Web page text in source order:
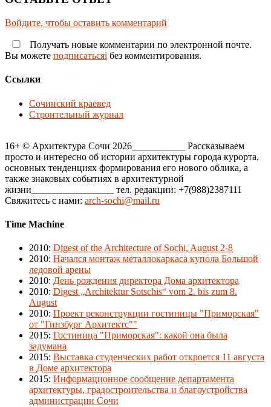
Войдите, чтобы оставить комментарий
Получать новые комментарии по электронной почте.
Вы можете подписатьсяi без комментирования.
Ссылки
Сочинский краевед
Строительный журнал
16+ © Архитектура Сочи 2026___________ Рассказываем
просто и интересно об истории архитектуры города курорта,
основных тенденциях формирования его нового облика, а
также знаковых событиях в архитектурной
жизни_________________ тел. редакции: +7(988)2387111
Свяжитесь с нами: arch-sochi@mail.ru
Time Machine
2010: Digest of the Architecture of Sochi, August 2-8
2010: Начался монтаж металлокаркаса купола Большой
ледовой арены
2010: День рождения директора Дома архитектора
2010: Digest „Architektur Sotschis“ vom 2. bis zum 8.
August
2010: Проект реконструкции гостиницы "Приморская"
от "Гинзбург Архитектс""
2015: Гостиница "Приморская": какой она была
задумана
2015: Выставка студенческих работ откроется 11 августа
в Доме архитектора
2015: Информационное сообщение департамента
архитектуры, градостроительства и благоустройства
администрации Сочи